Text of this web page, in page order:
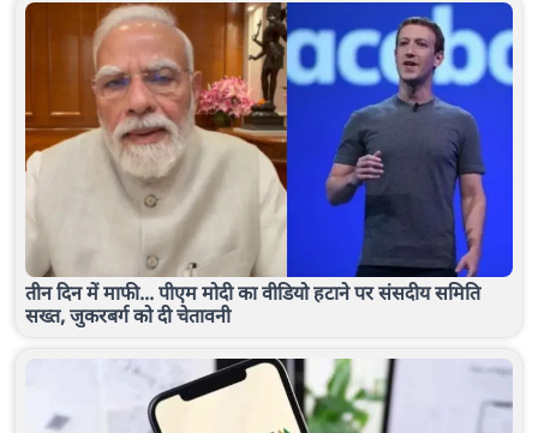
तीन दिन में माफी... पीएम मोदी का वीडियो हटाने पर संसदीय समिति
सख्त, जुकरबर्ग को दी चेतावनी